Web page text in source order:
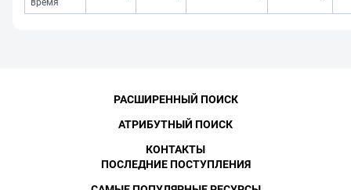
время
РАСШИРЕННЫЙ ПОИСК
АТРИБУТНЫЙ ПОИСК
КОНТАКТЫ
ПОСЛЕДНИЕ ПОСТУПЛЕНИЯ